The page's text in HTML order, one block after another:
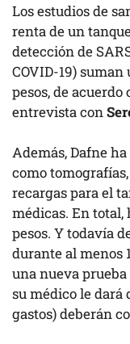
Los estudios de
renta de un
detección de
COVID-19)
pesos, de
entrevista con
Además, Dafne
como
recargas para el
médicas. En total,
pesos. Y todavía
durante al menos
una nueva
su médico le dará
gastos) deberán